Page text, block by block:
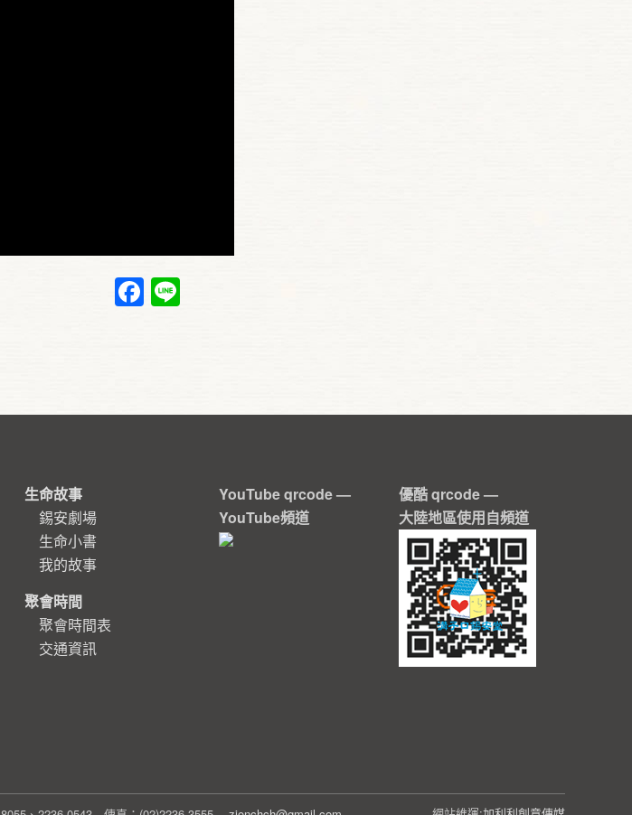
Facebook
生命故事
錫安劇場
生命小書
我的故事
聚會時間
聚會時間表
交通資訊
YouTube qrcode —
YouTube頻道
優酷 qrcode —
大陸地區使用自頻道